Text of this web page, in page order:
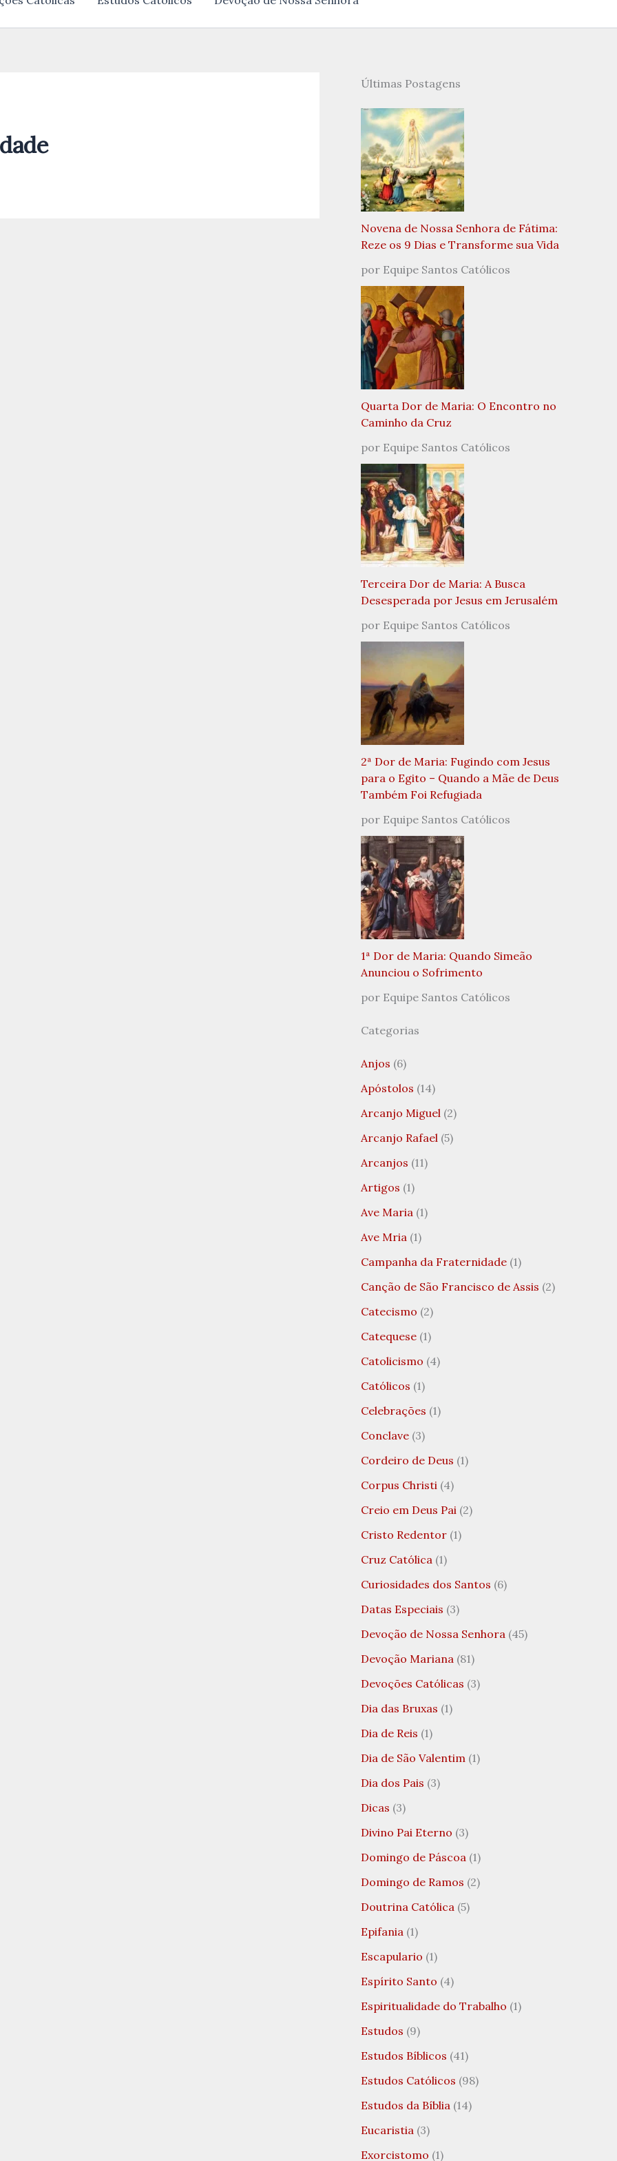
Últimas Postagens
Novena de Nossa Senhora de Fátima:
Reze os 9 Dias e Transforme sua Vida
por Equipe Santos Católicos
Quarta Dor de Maria: O Encontro no
Caminho da Cruz
por Equipe Santos Católicos
Terceira Dor de Maria: A Busca
Desesperada por Jesus em Jerusalém
por Equipe Santos Católicos
2ª Dor de Maria: Fugindo com Jesus
para o Egito – Quando a Mãe de Deus
Também Foi Refugiada
por Equipe Santos Católicos
1ª Dor de Maria: Quando Simeão
Anunciou o Sofrimento
por Equipe Santos Católicos
Categorias
Anjos (6)
Apóstolos (14)
Arcanjo Miguel (2)
Arcanjo Rafael (5)
Arcanjos (11)
Artigos (1)
Ave Maria (1)
Ave Mria (1)
Campanha da Fraternidade (1)
Canção de São Francisco de Assis (2)
Catecismo (2)
Catequese (1)
Catolicismo (4)
Católicos (1)
Celebrações (1)
Conclave (3)
Cordeiro de Deus (1)
Corpus Christi (4)
Creio em Deus Pai (2)
Cristo Redentor (1)
Cruz Católica (1)
Curiosidades dos Santos (6)
Datas Especiais (3)
Devoção de Nossa Senhora (45)
Devoção Mariana (81)
Devoções Católicas (3)
Dia das Bruxas (1)
Dia de Reis (1)
Dia de São Valentim (1)
Dia dos Pais (3)
Dicas (3)
Divino Pai Eterno (3)
Domingo de Páscoa (1)
Domingo de Ramos (2)
Doutrina Católica (5)
Epifania (1)
Escapulario (1)
Espírito Santo (4)
Espiritualidade do Trabalho (1)
Estudos (9)
Estudos Bíblicos (41)
Estudos Católicos (98)
Estudos da Bíblia (14)
Eucaristia (3)
Exorcistomo (1)